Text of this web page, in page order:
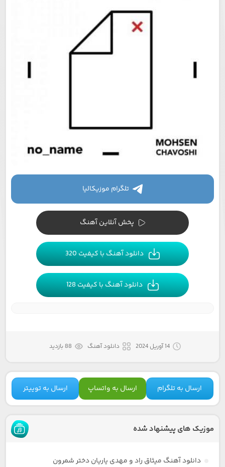
تلگرام موزیکالیا
پخش آنلاین آهنگ
دانلود آهنگ با کیفیت 320
دانلود آهنگ با کیفیت 128
14 آوریل 2024 دانلود آهنگ 88 بازدید
ارسال به تلگرام ارسال به واتساپ ارسال به توییتر
موزیک های پیشنهاد شده
دانلود آهنگ میثاق راد و مهدی یاریان دختر شمرون